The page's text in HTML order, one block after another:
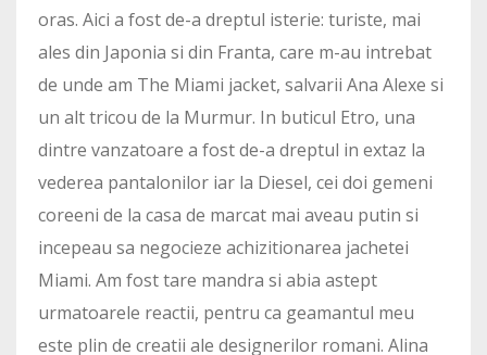
oras. Aici a fost de-a dreptul isterie: turiste, mai
ales din Japonia si din Franta, care m-au intrebat
de unde am The Miami jacket, salvarii Ana Alexe si
un alt tricou de la Murmur. In buticul Etro, una
dintre vanzatoare a fost de-a dreptul in extaz la
vederea pantalonilor iar la Diesel, cei doi gemeni
coreeni de la casa de marcat mai aveau putin si
incepeau sa negocieze achizitionarea jachetei
Miami. Am fost tare mandra si abia astept
urmatoarele reactii, pentru ca geamantul meu
este plin de creatii ale designerilor romani. Alina